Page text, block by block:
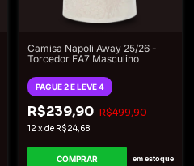
Camisa Napoli Away 25/26 -
Torcedor EA7 Masculino
PAGUE 2 E LEVE 4
R$239,90 R$499,90
12 x de R$24,68
COMPRAR em estoque